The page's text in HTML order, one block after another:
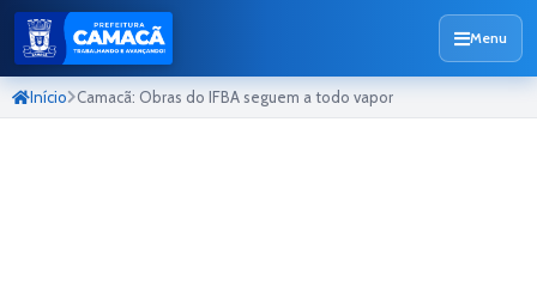
Menu
Início Camacã: Obras do IFBA seguem a todo vapor